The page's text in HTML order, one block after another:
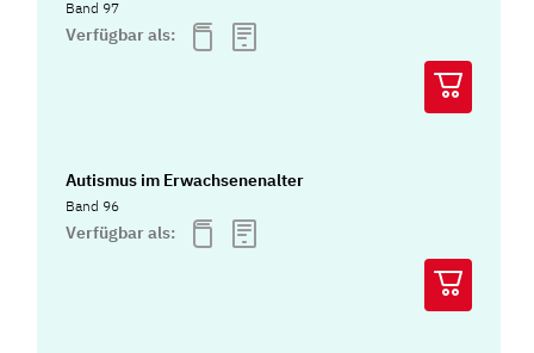
Band 97
Verfügbar als:
Autismus im Erwachsenenalter
Band 96
Verfügbar als: